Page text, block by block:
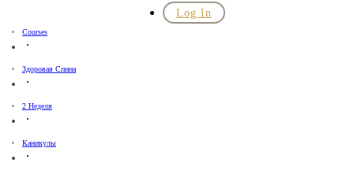
Log In
Courses
Здоровая Спина
2 Неделя
Каникулы